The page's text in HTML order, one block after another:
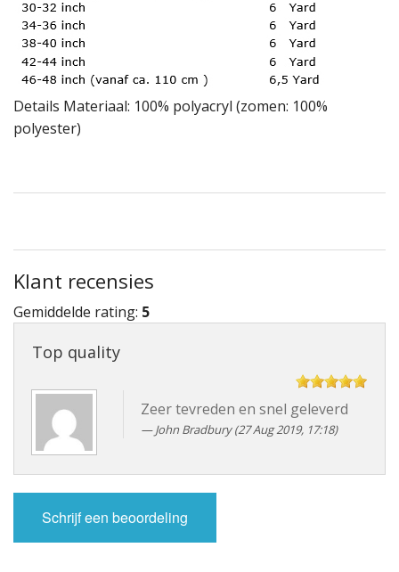
Details Materiaal: 100% polyacryl (zomen: 100%
polyester)
Klant recensies
Gemiddelde rating: 5
Top quality
Zeer tevreden en snel geleverd
John Bradbury (27 Aug 2019, 17:18)
Schrijf een beoordeling